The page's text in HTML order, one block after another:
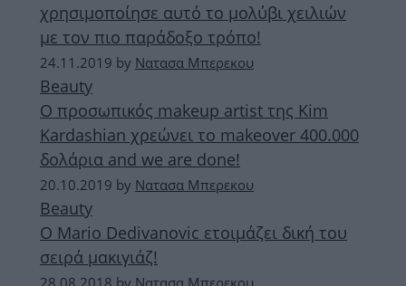
χρησιμοποίησε αυτό το μολύβι χειλιών
με τον πιο παράδοξο τρόπο!
24.11.2019 by Νατασα Μπερεκου
Beauty
Ο προσωπικός makeup artist της Kim
Kardashian χρεώνει το makeover 400.000
δολάρια and we are done!
20.10.2019 by Νατασα Μπερεκου
Beauty
Ο Mario Dedivanovic ετοιμάζει δική του
σειρά μακιγιάζ!
28.08.2018 by Νατασα Μπερεκου